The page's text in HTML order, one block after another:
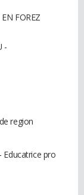
FOREZ
-
region
pro